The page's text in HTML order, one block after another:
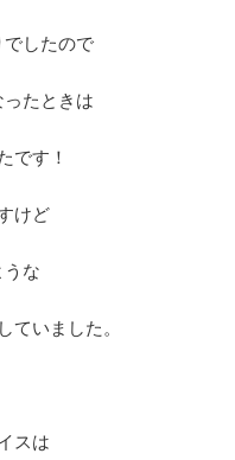
したので
たときは
です！
けど
な
ていました。
スは